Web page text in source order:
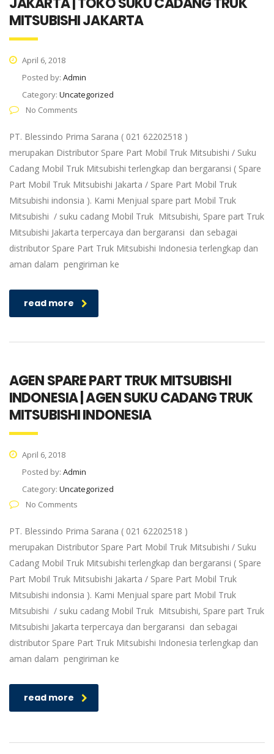
MITSUBISHI JAKARTA
April 6, 2018
Posted by: Admin
Category: Uncategorized
No Comments
PT. Blessindo Prima Sarana ( 021 62202518 )
merupakan Distributor Spare Part Mobil Truk Mitsubishi / Suku
Cadang Mobil Truk Mitsubishi terlengkap dan bergaransi ( Spare
Part Mobil Truk Mitsubishi Jakarta / Spare Part Mobil Truk
Mitsubishi indonsia ). Kami Menjual spare part Mobil Truk
Mitsubishi / suku cadang Mobil Truk Mitsubishi, Spare part Truk
Mitsubishi Jakarta terpercaya dan bergaransi dan sebagai
distributor Spare Part Truk Mitsubishi Indonesia terlengkap dan
aman dalam pengiriman ke
read more
AGEN SPARE PART TRUK MITSUBISHI
INDONESIA | AGEN SUKU CADANG TRUK
MITSUBISHI INDONESIA
April 6, 2018
Posted by: Admin
Category: Uncategorized
No Comments
PT. Blessindo Prima Sarana ( 021 62202518 )
merupakan Distributor Spare Part Mobil Truk Mitsubishi / Suku
Cadang Mobil Truk Mitsubishi terlengkap dan bergaransi ( Spare
Part Mobil Truk Mitsubishi Jakarta / Spare Part Mobil Truk
Mitsubishi indonsia ). Kami Menjual spare part Mobil Truk
Mitsubishi / suku cadang Mobil Truk Mitsubishi, Spare part Truk
Mitsubishi Jakarta terpercaya dan bergaransi dan sebagai
distributor Spare Part Truk Mitsubishi Indonesia terlengkap dan
aman dalam pengiriman ke
read more